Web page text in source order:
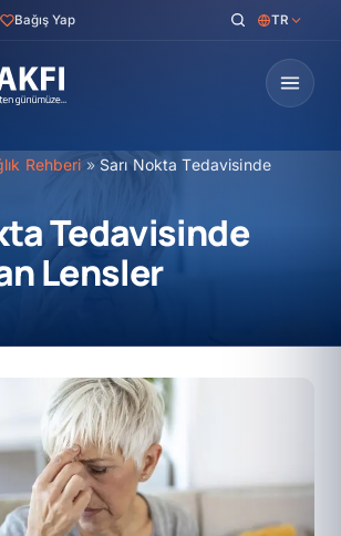
Bağış Yap TR
Rehberi » Sarı Nokta Tedavisinde
Tedavisinde
Lensler